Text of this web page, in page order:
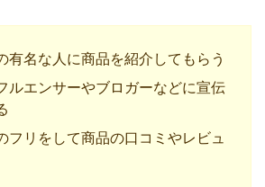
有名な人に商品を紹介してもらう
ルエンサーやブロガーなどに宣伝
フリをして商品の口コミやレビュ